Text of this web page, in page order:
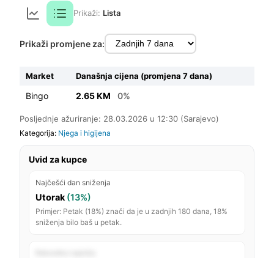
Prikaži: Lista
Prikaži promjene za:
Market Današnja cijena (promjena 7 dana)
Bingo 2.65 KM 0%
Posljednje ažuriranje: 28.03.2026 u 12:30 (Sarajevo)
Kategorija: Njega i higijena
Uvid za kupce
Najčešći dan sniženja
Utorak (13%)
Primjer: Petak (18%) znači da je u zadnjih 180 dana, 18%
sniženja bilo baš u petak.